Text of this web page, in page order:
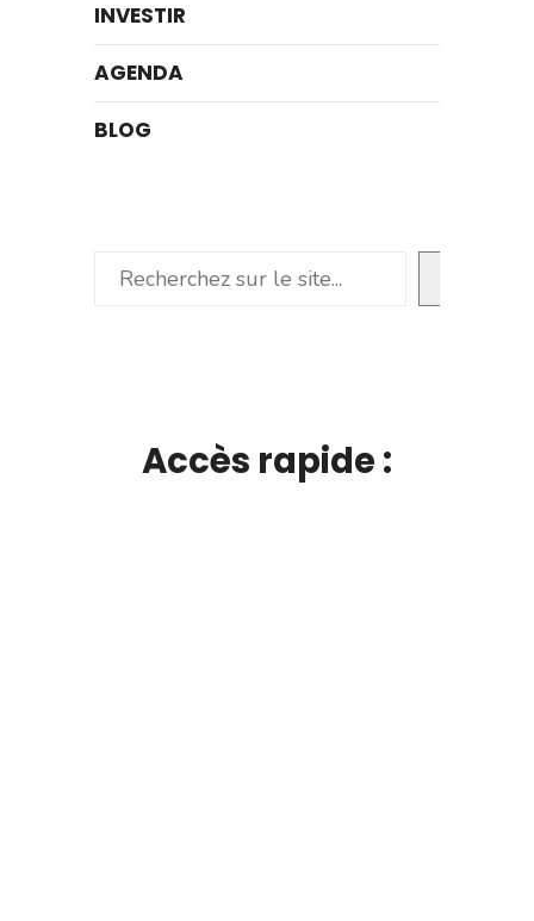
INVESTIR
AGENDA
BLOG
Rechercher
Accès rapide :